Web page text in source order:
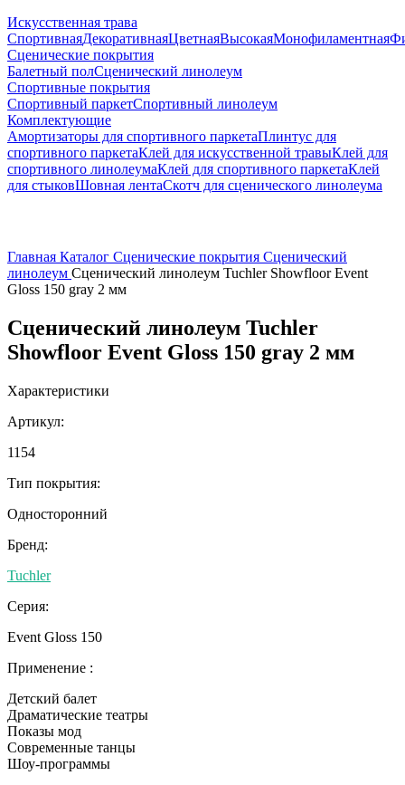
Искусственная трава
СпортивнаяДекоративнаяЦветнаяВысокаяМонофиламентная
Сценические покрытия
Балетный полСценический линолеум
Спортивные покрытия
Спортивный паркетСпортивный линолеум
Комплектующие
Амортизаторы для спортивного паркетаПлинтус для
спортивного паркетаКлей для искусственной травыКлей для
спортивного линолеумаКлей для спортивного паркетаКлей
для стыковШовная лентаСкотч для сценического линолеума
Главная Каталог Сценические покрытия Сценический
линолеум Сценический линолеум Tuchler Showfloor Event
Gloss 150 gray 2 мм
Сценический линолеум Tuchler
Showfloor Event Gloss 150 gray 2 мм
Характеристики
Артикул:
1154
Тип покрытия:
Односторонний
Бренд:
Tuchler
Серия:
Event Gloss 150
Применение :
Детский балет
Драматические театры
Показы мод
Современные танцы
Шоу-программы